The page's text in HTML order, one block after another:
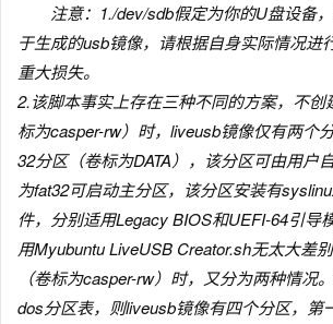
注意：1./dev/sdb假定为你的U盘设备
于生成的usb镜像，请根据自身实际情况进
重大损失。
2.该脚本事实上存在三种不同的方案，不创
标为casper-rw）时，liveusb镜像仅有两个
32分区（卷标为DATA），该分区可由用户
为fat32可启动主分区，该分区安装有
件，分别适用Legacy BIOS和UEFI-64引导
用Myubuntu LiveUSB Creator.sh无太大差
（卷标为casper-rw）时，又分为两种情况
dos分区表，则liveusb镜像有四个分区，第